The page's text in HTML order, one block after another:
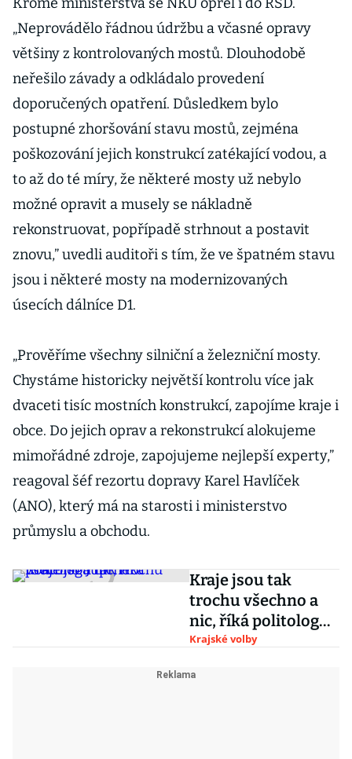
„Neprovádělo řádnou údržbu a včasné opravy
většiny z kontrolovaných mostů. Dlouhodobě
neřešilo závady a odkládalo provedení
doporučených opatření. Důsledkem bylo
postupné zhoršování stavu mostů, zejména
poškozování jejich konstrukcí zatékající vodou, a
to až do té míry, že některé mosty už nebylo
možné opravit a musely se nákladně
rekonstruovat, popřípadě strhnout a postavit
znovu,” uvedli auditoři s tím, že ve špatném stavu
jsou i některé mosty na modernizovaných
úsecích dálníce D1.
„Prověříme všechny silniční a železniční mosty.
Chystáme historicky největší kontrolu více jak
dvaceti tisíc mostních konstrukcí, zapojíme kraje i
obce. Do jejich oprav a rekonstrukcí alokujeme
mimořádné zdroje, zapojujeme nejlepší experty,”
reagoval šéf rezortu dopravy Karel Havlíček
(ANO), který má na starosti i ministerstvo
průmyslu a obchodu.
Kraje jsou tak
trochu všechno a
nic, říká politolog
Jüptner
Krajské volby